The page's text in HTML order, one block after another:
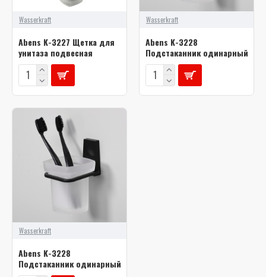
Wasserkraft
Abens K-3227 Щетка для
унитаза подвесная
Wasserkraft
Abens K-3228
Подстаканник одинарный
Wasserkraft
Abens K-3228
Подстаканник одинарный